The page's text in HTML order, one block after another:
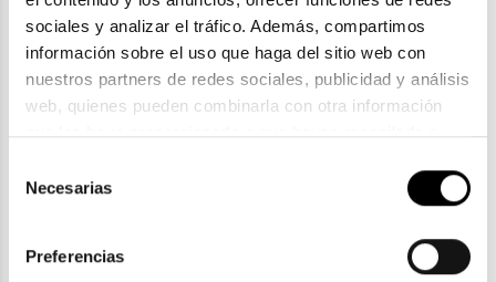
sociales y analizar el tráfico. Además, compartimos
información sobre el uso que haga del sitio web con
nuestros partners de redes sociales, publicidad y análisis
web, quienes pueden combinarla con otra información
que les haya proporcionado o que hayan recopilado a
la política de privacidad en el siguiente
. Consulta
Necesarias
Preferencias
65,00€